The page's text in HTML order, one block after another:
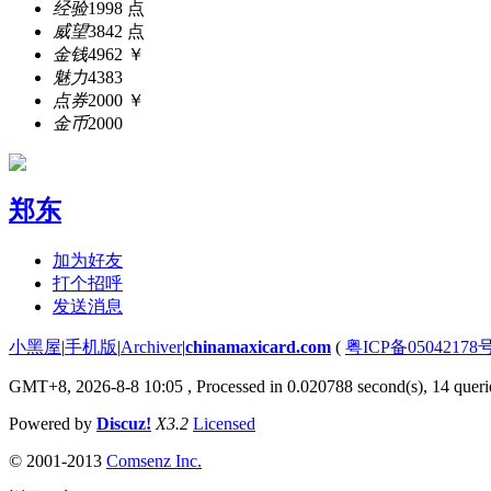
经验1998 点
威望3842 点
金钱4962 ￥
魅力4383
点券2000 ￥
金币2000
郑东
加为好友
打个招呼
发送消息
小黑屋|手机版|Archiver|chinamaxicard.com ( 粤ICP备05042178
GMT+8, 2026-8-8 10:05 , Processed in 0.020788 second(s), 14
Powered by Discuz! X3.2 Licensed
© 2001-2013 Comsenz Inc.